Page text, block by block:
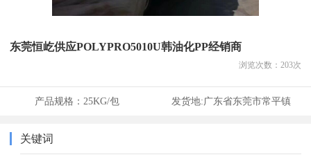
东莞恒屹供应POLYPRO5010U韩油化PP经销商
浏览次数： 203次
产品规格： 25KG/包 发货地:广东省东莞市常平镇
关键词